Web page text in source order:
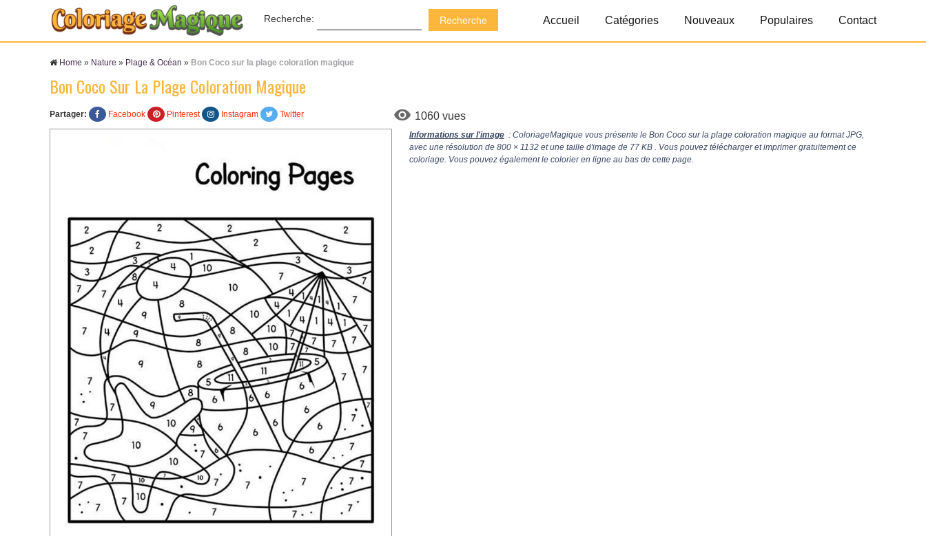
Recherche: Accueil Catégories Nouveaux Populaires Contact
Home » Nature » Plage & Océan » Bon Coco sur la plage coloration magique
Bon Coco Sur La Plage Coloration Magique
Partager: Facebook Pinterest Instagram Twitter 1060 vues
Informations sur l'image : ColoriageMagique vous présente le Bon Coco sur la plage coloration magique au format JPG,
avec une résolution de 800 × 1132et une taille d'image de 77 KB . Vous pouvez télécharger et imprimer gratuitement ce
coloriage. Vous pouvez également le colorier en ligne au bas de cette page.